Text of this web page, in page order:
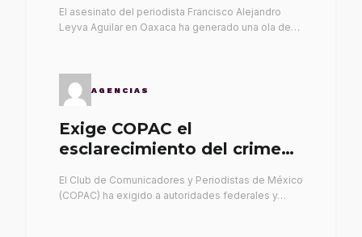
El asesinato del periodista Francisco Alejandro
Leyva Aguilar en Oaxaca ha generado una ola de…
AGENCIAS
Exige COPAC el
esclarecimiento del crimen
El Club de Comunicadores y Periodistas de México
(COPAC) ha exigido a autoridades federales y…